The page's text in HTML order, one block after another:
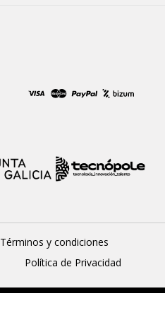
Términos y condiciones
Política de Privacidad